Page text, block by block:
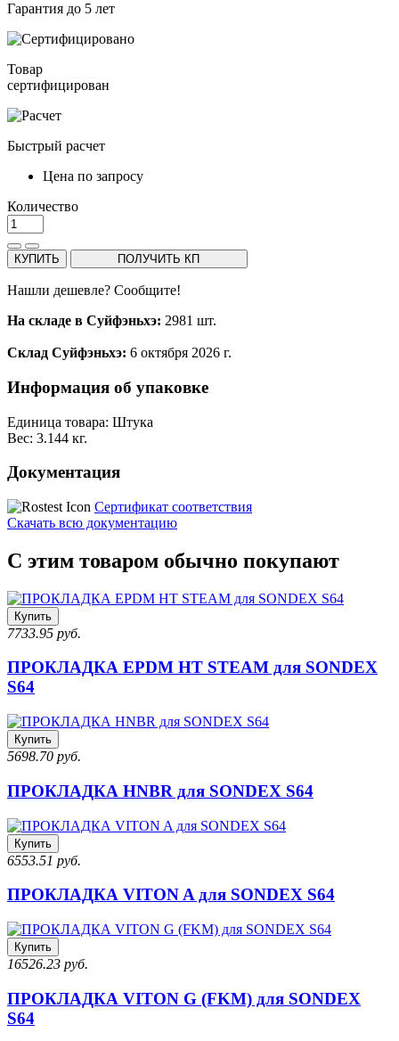
Гарантия до 5 лет
Товар
сертифицирован
Быстрый расчет
Цена по запросу
Количество
КУПИТЬ ПОЛУЧИТЬ КП
Нашли дешевле? Сообщите!
На складе в Суйфэньхэ: 2981 шт.
Склад Суйфэньхэ: 6 октября 2026 г.
Информация об упаковке
Единица товара: Штука
Вес: 3.144 кг.
Документация
Сертификат соответствия
Скачать всю документацию
С этим товаром обычно покупают
Купить
7733.95 руб.
ПРОКЛАДКА EPDM HT STEAM для SONDEX
S64
Купить
5698.70 руб.
ПРОКЛАДКА HNBR для SONDEX S64
Купить
6553.51 руб.
ПРОКЛАДКА VITON A для SONDEX S64
Купить
16526.23 руб.
ПРОКЛАДКА VITON G (FKM) для SONDEX
S64